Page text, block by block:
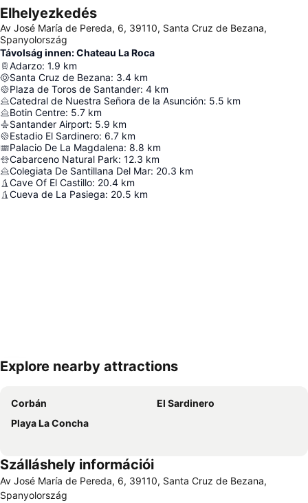
Elhelyezkedés
Av José María de Pereda, 6, 39110, Santa Cruz de Bezana,
Spanyolország
Távolság innen: Chateau La Roca
Adarzo: 1.9 km
Santa Cruz de Bezana: 3.4 km
Plaza de Toros de Santander: 4 km
Catedral de Nuestra Señora de la Asunción: 5.5 km
Botin Centre: 5.7 km
Santander Airport: 5.9 km
Estadio El Sardinero: 6.7 km
Palacio De La Magdalena: 8.8 km
Cabarceno Natural Park: 12.3 km
Colegiata De Santillana Del Mar: 20.3 km
Cave Of El Castillo: 20.4 km
Cueva de La Pasiega: 20.5 km
Nagy méretű térkép
Explore nearby attractions
Corbán
El Sardinero
Playa La Concha
Szálláshely információi
Av José María de Pereda, 6, 39110, Santa Cruz de Bezana,
Spanyolország